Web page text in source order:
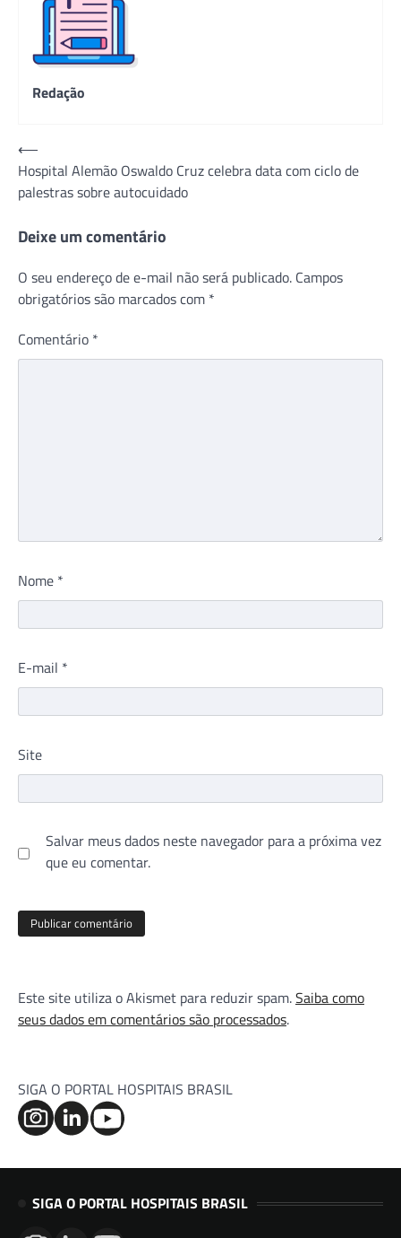
Redação
Navegação
de
Post
⟵
Hospital Alemão Oswaldo Cruz celebra data com ciclo de
palestras sobre autocuidado
Deixe um comentário
O seu endereço de e-mail não será publicado. Campos
obrigatórios são marcados com *
Comentário *
Nome *
E-mail *
Site
Salvar meus dados neste navegador para a próxima vez
que eu comentar.
Este site utiliza o Akismet para reduzir spam.Saiba como
seus dados em comentários são processados.
SIGA O PORTAL HOSPITAIS BRASIL
SIGA O PORTAL HOSPITAIS BRASIL